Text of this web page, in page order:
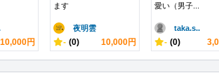
10,000円
ます
夜明雲
- (0) 10,000円
愛い（男子...
taka.s..
- (0)